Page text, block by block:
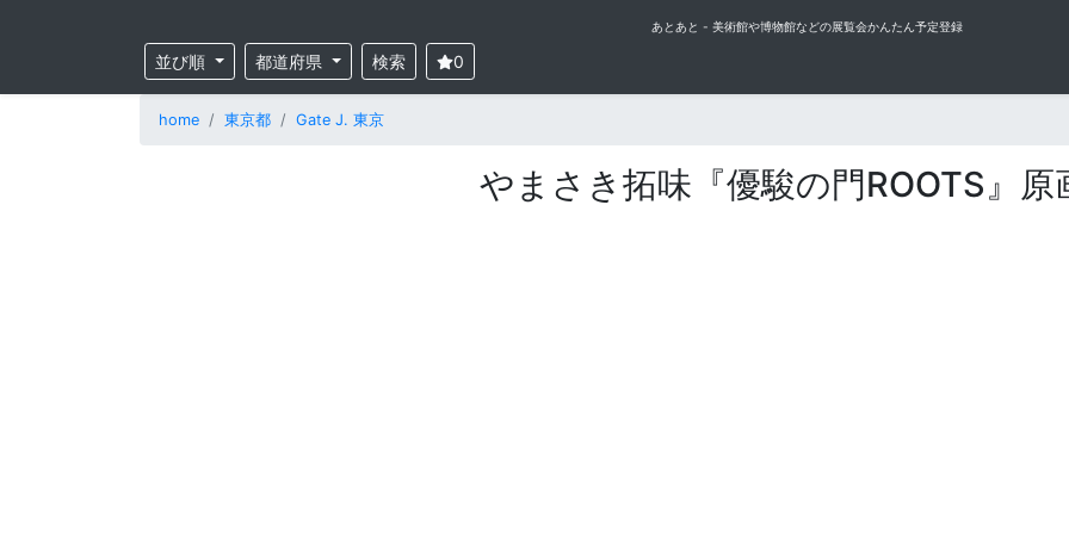
あとあと - 美術館や博物館などの展覧会かんたん予定登録
並び順 都道府県 検索 0
home 東京都 Gate J. 東京
やまさき拓味『優駿の門ROOTS』原